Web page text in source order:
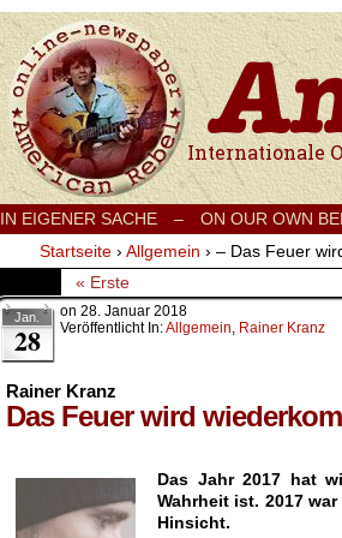
Internationale
IN EIGENER SACHE – ON OUR OWN
Startseite › Allgemein › – Das Feuer
« Erste
Jan.
28
on 28. Januar 2018
Veröffentlicht In:Allgemein, Rainer Kranz
Rainer Kranz
Das Feuer wird
Das Jahr 2017 hat
Wahrheit ist. 2017
Hinsicht.